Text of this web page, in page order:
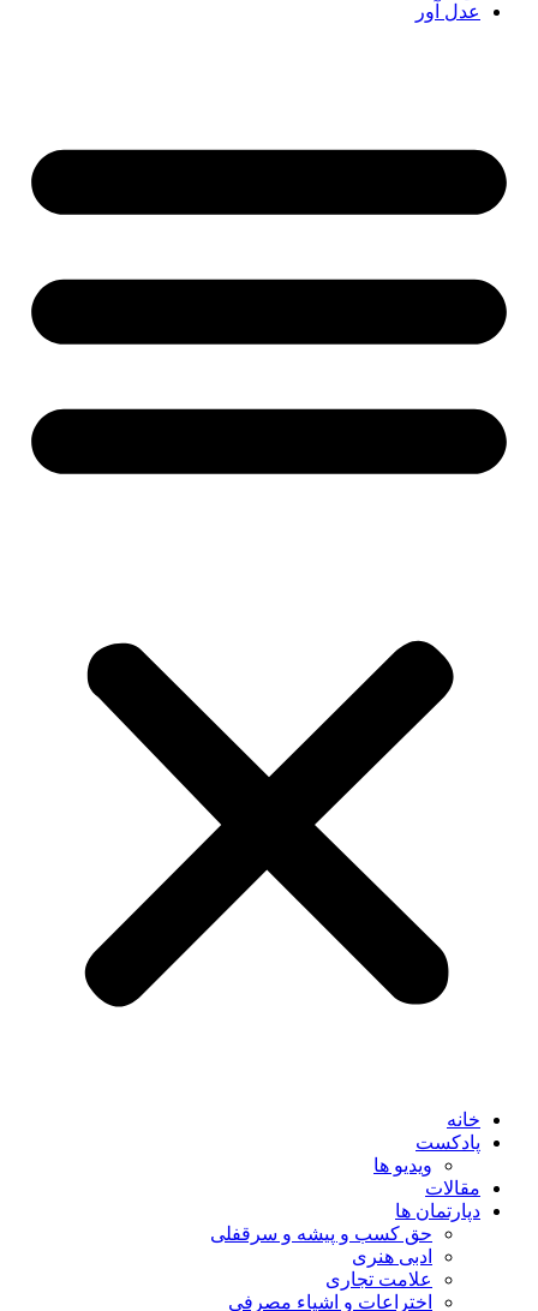
عدل آور
خانه
پادکست
ویدیو ها
مقالات
دپارتمان ها
حق کسب و پیشه و سرقفلی
ادبی هنری
علامت تجاری
اختراعات و اشیاء مصرفی